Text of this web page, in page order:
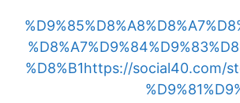
%D8%B1https://social40.com/